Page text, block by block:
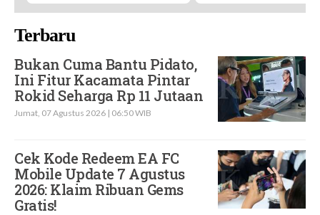
Terbaru
Bukan Cuma Bantu Pidato,
Ini Fitur Kacamata Pintar
Rokid Seharga Rp 11 Jutaan
Jumat, 07 Agustus 2026 | 06:50 WIB
Cek Kode Redeem EA FC
Mobile Update 7 Agustus
2026: Klaim Ribuan Gems
Gratis!